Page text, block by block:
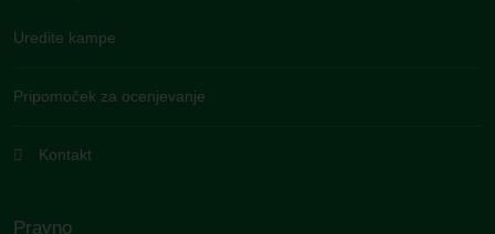
Uredite kampe
Pripomoček za ocenjevanje
Kontakt
Pravno